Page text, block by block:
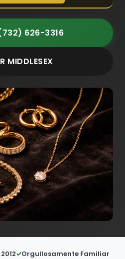
626-3316
MIDDLESEX
Orgullosamente Familiar